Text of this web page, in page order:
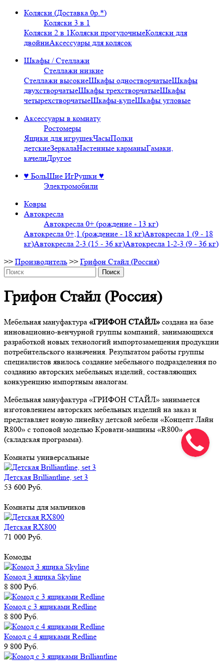
Коляски (Доставка 0р.*)
Коляски 3 в 1
Коляски 2 в 1Коляски прогулочныеКоляски для
двойниАксессуары для колясок
Шкафы / Стеллажи
Стеллажи низкие
Стеллажи высокиеШкафы одностворчатыеШкафы
двухстворчатыеШкафы трехстворчатыеШкафы
четырехстворчатыеШкафы-купеШкафы угловые
Аксессуары в комнату
Ростомеры
Ящики для игрушекЧасыПолки
детскиеЗеркалаНастенные карманыГамаки,
качелиДругое
♥ БольШие ИгРушки ♥
Электромобили
Ковры
Автокресла
Автокресла 0+ (рождение - 13 кг)
Автокресла 0+,1 (рождение - 18 кг)Автокресла 1 (9 - 18
кг)Автокресла 2-3 (15 - 36 кг)Автокресла 1-2-3 (9 - 36 кг)
>> Производитель >> Грифон Стайл (Россия)
Поиск
Грифон Стайл (Россия)
Мебельная мануфактура «ГРИФОН СТАЙЛ» создана на базе
инновационно-венчурной группы компаний, занимающихся
разработкой новых технологий импортозамещения продукции
потребительского назначения. Результатом работы группы
специалистов явилось создание мебельного подразделения по
созданию авторских мебельных изделий, составляющих
конкуренцию импортным аналогам.
Мебельная мануфактура «ГРИФОН СТАЙЛ» занимается
изготовлением авторских мебельных изделий на заказ и
представляет новую линейку детской мебели «Концепт Лайн
R800» с топовой моделью Кровати-машины «R800»
(складская программа).
Комнаты универсальные
Детская Brilliantline, set 3
53 600 Руб.
Комнаты для мальчиков
Детская RX800
71 000 Руб.
Комоды
Комод 3 ящика Skyline
8 800 Руб.
Комод c 3 ящиками Redline
8 800 Руб.
Комод c 4 ящиками Redline
9 800 Руб.